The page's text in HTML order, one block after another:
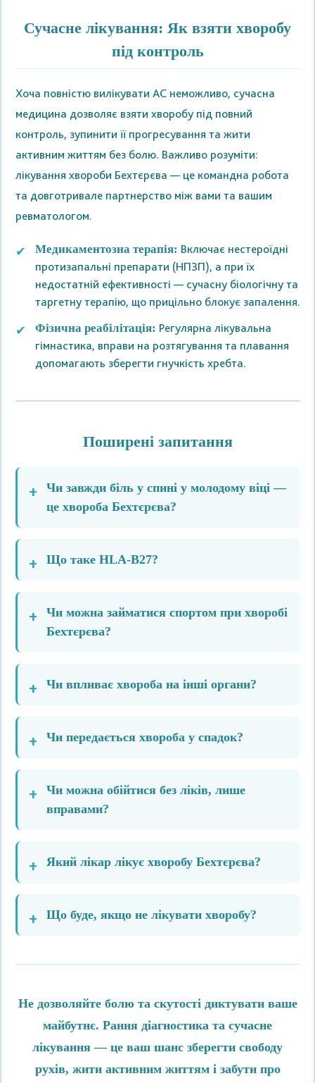
Сучасне лікування: Як взяти хворобу
під контроль
Хоча повністю вилікувати АС неможливо, сучасна
медицина дозволяє взяти хворобу під повний
контроль, зупинити її прогресування та жити
активним життям без болю. Важливо розуміти:
лікування хвороби Бехтєрєва — це командна робота
та довготривале партнерство між вами та вашим
ревматологом.
Медикаментозна терапія: Включає нестероїдні
протизапальні препарати (НПЗП), а при їх
недостатній ефективності — сучасну біологічну та
таргетну терапію, що прицільно блокує запалення.
Фізична реабілітація: Регулярна лікувальна
гімнастика, вправи на розтягування та плавання
допомагають зберегти гнучкість хребта.
Поширені запитання
Чи завжди біль у спині у молодому віці —
це хвороба Бехтєрєва?
Що таке HLA-B27?
Чи можна займатися спортом при хворобі
Бехтєрєва?
Чи впливає хвороба на інші органи?
Чи передається хвороба у спадок?
Чи можна обійтися без ліків, лише
вправами?
Який лікар лікує хворобу Бехтєрєва?
Що буде, якщо не лікувати хворобу?
Не дозволяйте болю та скутості диктувати ваше
майбутнє. Рання діагностика та сучасне
лікування — це ваш шанс зберегти свободу
рухів, жити активним життям і забути про